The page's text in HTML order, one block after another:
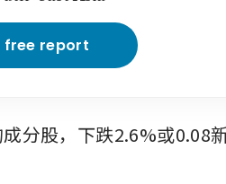
free report
分股，下跌2.6%或0.08